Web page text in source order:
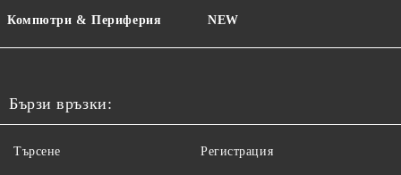
Компютри & Периферия NEW
Бързи връзки:
Търсене Регистрация